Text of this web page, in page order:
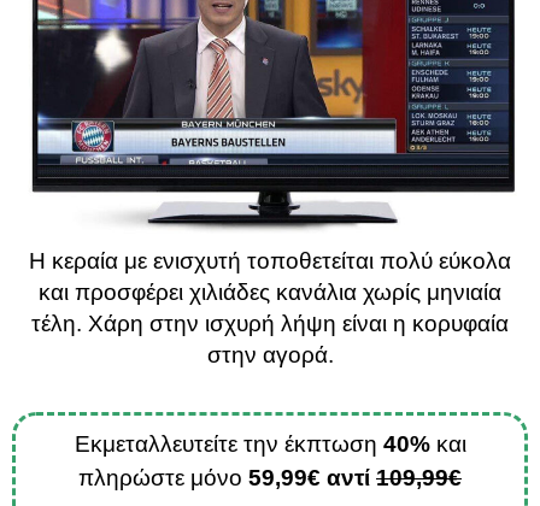
Η κεραία με ενισχυτή τοποθετείται πολύ εύκολα
και προσφέρει χιλιάδες κανάλια χωρίς μηνιαία
τέλη. Χάρη στην ισχυρή λήψη είναι η κορυφαία
στην αγορά.
Εκμεταλλευτείτε την έκπτωση 40%και
πληρώστε μόνο 59,99€ αντί 109,99€